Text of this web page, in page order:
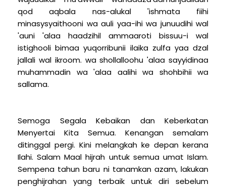
qod aqbala nas-alukal 'ishmata fiihi
minasysyaithooni wa auli yaa-ihi wa junuudihi wal
'auni 'alaa haadzihil ammaaroti bissuu-i wal
istighooli bimaa yuqorribunii ilaika zulfa yaa dzal
jallali wal ikroom. wa shollalloohu 'alaa sayyidinaa
muhammadin wa 'alaa aalihi wa shohbihii wa
sallama.
Semoga Segala Kebaikan dan Keberkatan
Menyertai Kita Semua. Kenangan semalam
ditinggal pergi. Kini melangkah ke depan kerana
Ilahi. Salam Maal hijrah untuk semua umat Islam.
Sempena tahun baru ni tanamkan azam, lakukan
penghijrahan yang terbaik untuk diri sebelum